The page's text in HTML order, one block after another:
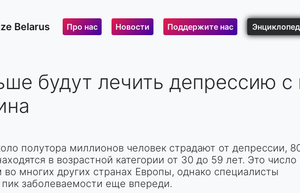
Belarus Про нас Новости Поддержите нас
будут лечить депрессию
полутора миллионов человек страдают от депрессии,
в возрастной категории от 30 до 59 лет. Это число
многих других странах Европы, однако специалисты
пик заболеваемости еще впереди.